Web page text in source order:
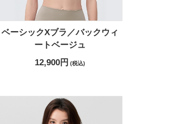
ベーシックXブラ／バックウィ
ートベージュ
12,900円 (税込)